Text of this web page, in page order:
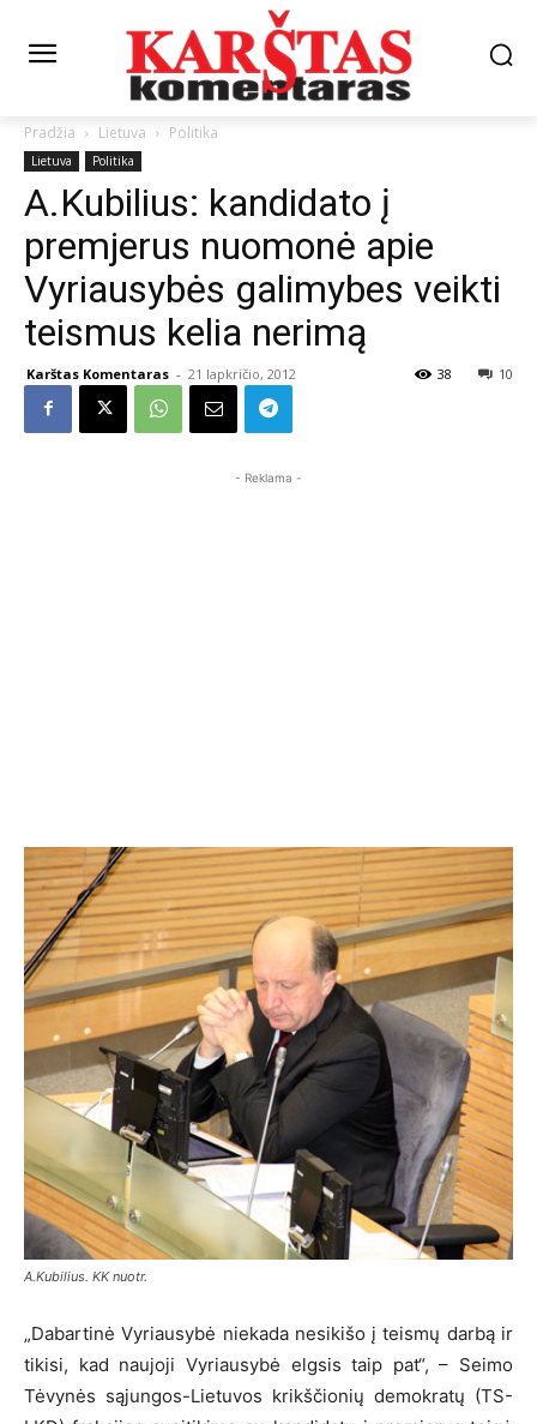
Pradžia Lietuva Politika
Lietuva Politika
A.Kubilius: kandidato į
premjerus nuomonė apie
Vyriausybės galimybes veikti
teismus kelia nerimą
Karštas Komentaras - 21 lapkričio, 2012 10
38
- Reklama -
A.Kubilius. KK nuotr.
„Dabartinė Vyriausybė niekada nesikišo į teismų darbą ir
tikisi, kad naujoji Vyriausybė elgsis taip pat“, – Seimo
Tėvynės sąjungos-Lietuvos krikščionių demokratų (TS-